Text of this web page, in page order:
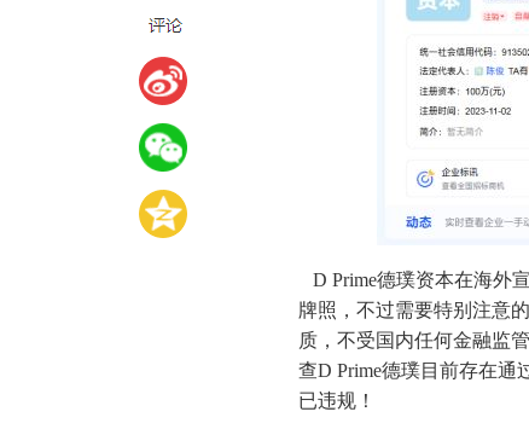
D Prime德璞资本在海外
牌照，不过需要特别注意
质，不受国内任何金融监
查D Prime德璞目前存在
已违规！